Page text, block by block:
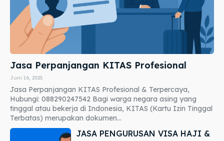
Jasa Perpanjangan KITAS Profesional
Juni 16, 2025
Jasa Perpanjangan KITAS Profesional & Terpercaya,
Hubungi: 088290247542 Bagi warga negara asing yang
tinggal atau bekerja di Indonesia, KITAS (Kartu Izin Tinggal
Terbatas) merupakan dokumen...
JASA PENGURUSAN VISA HAJI &